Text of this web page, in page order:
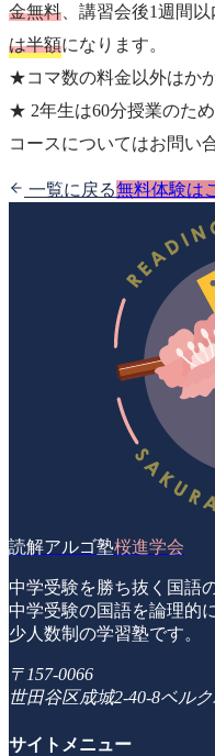
金無料 、講習会後1週間
は半額になります。
★コマ数の料金以外はか
★ 2年生は60分授業のた
コースについてはお問い
一覧に戻る無料体験は
読解アルゴ塾桜進学会
中学受験を勝ち抜く国語
中学受験の国語を論理的
少人数制の学習塾です。
〒157-0066
世田谷区成城2-40-8ベル
サイトメニュー